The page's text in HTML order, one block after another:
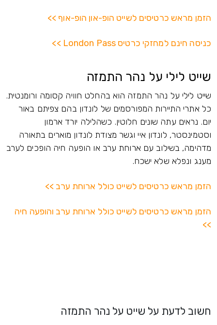
הזמן מראש כרטיסים לשייט הופ-און הופ-אוף >>
כניסה חינם למחזקי כרטיס London Pass >>
שייט לילי על נהר התמזה
שייט לילי על נהר התמזה הוא בהחלט חוויה קסומה ורומנטית.
כל אתרי התיירות המפורסמים של לונדון בהם צפיתם באור
יום. נראים עתה שונים חלוטין. כשהלילה יורד ארמון
וסטמינסטר, לונדון איי וגשר מצודת לונדון מוארים בתאורה
מדהימה, בשילוב עם ארוחת ערב או הופעה חיה הופכים לערב
מענג ונפלא שלא ישכח.
הזמן מראש כרטיסים לשייט כולל ארוחת ערב >>
הזמן מראש כרטיסים לשייט כולל ארוחת ערב והופעה חיה
>>
חשוב לדעת על שייט על נהר התמזה